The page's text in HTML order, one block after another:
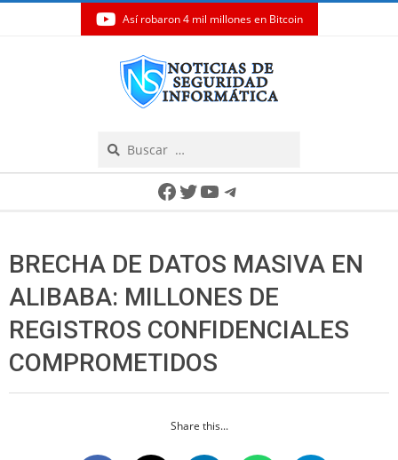
Así robaron 4 mil millones en Bitcoin
Facebook
Twitter
YouTube
Telegram
BRECHA DE DATOS MASIVA EN
ALIBABA: MILLONES DE
REGISTROS CONFIDENCIALES
COMPROMETIDOS
Share this...